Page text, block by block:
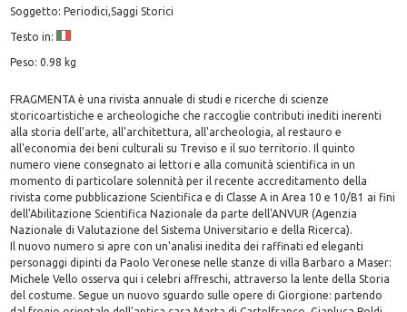
Soggetto: Periodici,Saggi Storici
Testo in:
Peso: 0.98 kg
FRAGMENTA è una rivista annuale di studi e ricerche di scienze
storicoartistiche e archeologiche che raccoglie contributi inediti inerenti
alla storia dell'arte, all'architettura, all'archeologia, al restauro e
all'economia dei beni culturali su Treviso e il suo territorio. Il quinto
numero viene consegnato ai lettori e alla comunità scientifica in un
momento di particolare solennità per il recente accreditamento della
rivista come pubblicazione Scientifica e di Classe A in Area 10 e 10/B1 ai fini
dell'Abilitazione Scientifica Nazionale da parte dell'ANVUR (Agenzia
Nazionale di Valutazione del Sistema Universitario e della Ricerca).
Il nuovo numero si apre con un'analisi inedita dei raffinati ed eleganti
personaggi dipinti da Paolo Veronese nelle stanze di villa Barbaro a Maser:
Michele Vello osserva qui i celebri affreschi, attraverso la lente della Storia
del costume. Segue un nuovo sguardo sulle opere di Giorgione: partendo